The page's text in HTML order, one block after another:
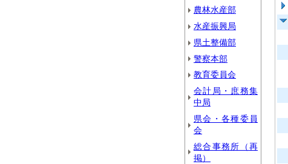
農林水産部
水産振興局
県土整備部
警察本部
教育委員会
会計局・庶務集
中局
県会・各種委員
会
総合事務所（再
掲）